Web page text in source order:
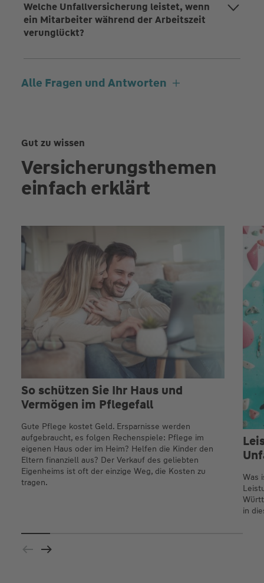
Welche Unfallversicherung leistet, wenn
ein Mitarbeiter während der Arbeitszeit
verunglückt?
Alle Fragen und Antworten
Gut zu wissen
Versicherungsthemen
einfach erklärt
So schützen Sie Ihr Haus und
Vermögen im Pflegefall
Gute Pflege kostet Geld. Ersparnisse werden
aufgebraucht, es folgen Rechenspiele: Pflege im
eigenen Haus oder im Heim? Helfen die Kinder den
Eltern finanziell aus? Der Verkauf des geliebten
Eigenheims ist oft der einzige Weg, die Kosten zu
tragen.
Was
in